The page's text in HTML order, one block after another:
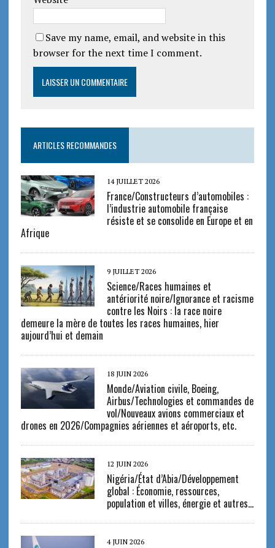
Save my name, email, and website in this
browser for the next time I comment.
ARTICLES RECOMMANDES
14 JUILLET 2026
France/Constructeurs d’automobiles :
l’industrie automobile française
résiste et se consolide en Europe et en
Afrique
9 JUILLET 2026
Science/Races humaines et
antériorité noire/Ignorance et racisme
contre les Noirs : la race noire
demeure la mère de toutes les races humaines, hier
aujourd’hui et demain
18 JUIN 2026
Monde/Aviation civile, Boeing,
Airbus/Technologies et commandes de
vol/Nouveaux avions commerciaux et
drones en 2026/Compagnies aériennes et aéroports, etc.
12 JUIN 2026
Nigéria/État d’Abia/Développement
global : Économie, ressources,
population et villes, énergie et autres…
4 JUIN 2026